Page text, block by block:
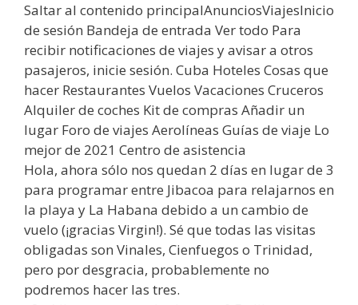
Saltar al contenido principalAnunciosViajesInicio
de sesión Bandeja de entrada Ver todo Para
recibir notificaciones de viajes y avisar a otros
pasajeros, inicie sesión. Cuba Hoteles Cosas que
hacer Restaurantes Vuelos Vacaciones Cruceros
Alquiler de coches Kit de compras Añadir un
lugar Foro de viajes Aerolíneas Guías de viaje Lo
mejor de 2021 Centro de asistencia
Hola, ahora sólo nos quedan 2 días en lugar de 3
para programar entre Jibacoa para relajarnos en
la playa y La Habana debido a un cambio de
vuelo (¡gracias Virgin!). Sé que todas las visitas
obligadas son Vinales, Cienfuegos o Trinidad,
pero por desgracia, probablemente no
podremos hacer las tres.